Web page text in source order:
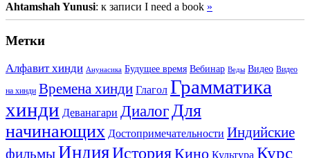
Ahtamshah Yunusi: к записи I need a book »
Метки
Алфавит хинди Анунасика Будущее время Вебинар Веды Видео Видео
на хинди Времена хинди Глагол Грамматика
хинди Деванагари Диалог Для
начинающих Достопримечательности Индийские
фильмыИндияИсторияКино Культура Курс